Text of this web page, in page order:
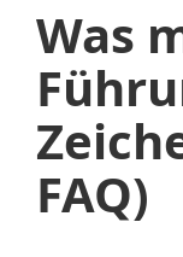
Was
FAQ)